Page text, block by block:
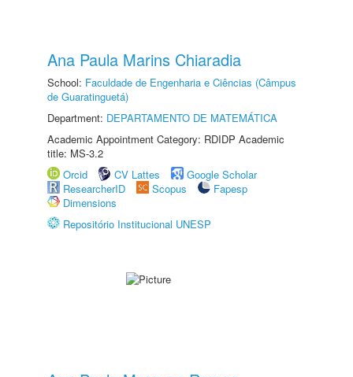
Ana Paula Marins Chiaradia
School: Faculdade de Engenharia e Ciências (Câmpus
de Guaratinguetá)
Department: DEPARTAMENTO DE MATEMÁTICA
Academic Appointment Category: RDIDP Academic
title: MS-3.2
Orcid
CV Lattes
Google Scholar
ResearcherID
Scopus
Fapesp
Dimensions
Repositório Institucional UNESP